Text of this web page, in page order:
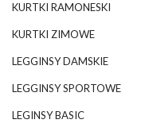
KURTKI RAMONESKI
KURTKI ZIMOWE
LEGGINSY DAMSKIE
LEGGINSY SPORTOWE
LEGINSY BASIC